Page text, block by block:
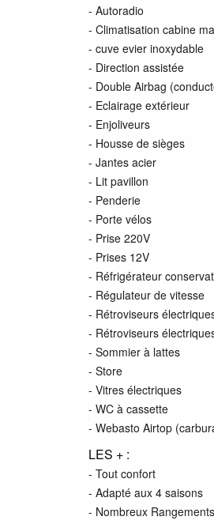
- Autoradio
- Climatisation cabine
- cuve evier inoxydable
- Direction assistée
- Double Airbag
- Eclairage extérieur
- Enjoliveurs
- Housse de sièges
- Jantes acier
- Lit pavillon
- Penderie
- Porte vélos
- Prise 220V
- Prises 12V
- Réfrigérateur
- Régulateur de vitesse
- Rétroviseurs
- Rétroviseurs
- Sommier à lattes
- Store
- Vitres électriques
- WC à cassette
- Webasto Airtop
LES + :
- Tout confort
- Adapté aux 4 saisons
- Nombreux Rangements